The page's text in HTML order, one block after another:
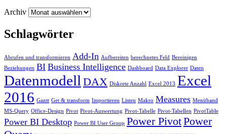
Archiv
Schlagwörter
Abrufen und transformieren Add-In Aufbereiten berechnetes Feld Bereinigen
Beziehungen BI Business Intelligence Dashboard Data Explorer Daten
Datenmodell DAX Diskrete Anzahl Excel 2013 Excel
2016 Gantt Get & transform Importieren Listen Makro Measures Menüband
MS-Query Office-Design Pivot Pivot-Auswertung Pivot-Tabelle Pivot-Tabellen PivotTable
Power BI Desktop Power BI User Group Power PivotPower